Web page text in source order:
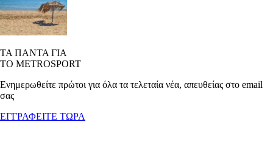
ΤΑ ΠΑΝΤΑ ΓΙΑ
ΤΟ METROSPORT
Ενημερωθείτε πρώτοι για όλα τα τελεταία νέα, απευθείας στο email
σας
ΕΓΓΡΑΦΕΙΤΕ ΤΩΡΑ